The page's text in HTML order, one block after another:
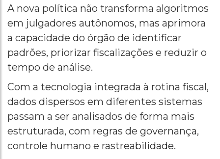
A nova política não transforma algoritmos
em julgadores autônomos, mas aprimora
a capacidade do órgão de identificar
padrões, priorizar fiscalizações e reduzir o
tempo de análise.
Com a tecnologia integrada à rotina fiscal,
dados dispersos em diferentes sistemas
passam a ser analisados de forma mais
estruturada, com regras de governança,
controle humano e rastreabilidade.